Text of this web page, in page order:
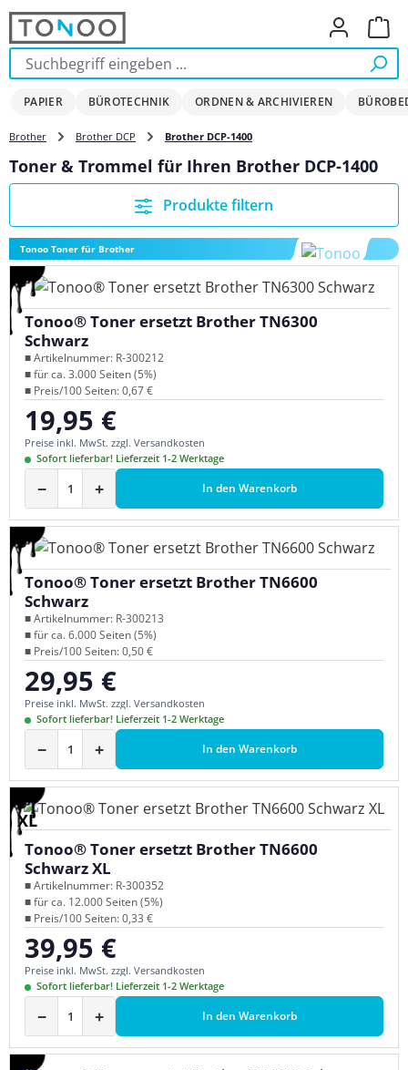
Zum Hauptinhalt springen
PAPIER BÜROTECHNIK ORDNEN & ARCHIVIEREN
Brother Brother DCP Brother DCP-1400
Toner & Trommel für Ihren Brother DCP-1400
Produkte filtern
Tonoo Toner für Brother
Tonoo® Toner ersetzt Brother TN6300
Schwarz
■ Artikelnummer: R-300212
■ für ca. 3.000 Seiten (5%)
■ Preis/100 Seiten: 0,67 €
Regulärer Preis:
19,95 €
Preise inkl. MwSt. zzgl. Versandkosten
Sofort lieferbar! Lieferzeit 1-2 Werktage
− + In den Warenkorb
Tonoo® Toner ersetzt Brother TN6600
Schwarz
■ Artikelnummer: R-300213
■ für ca. 6.000 Seiten (5%)
■ Preis/100 Seiten: 0,50 €
Regulärer Preis:
29,95 €
Preise inkl. MwSt. zzgl. Versandkosten
Sofort lieferbar! Lieferzeit 1-2 Werktage
− + In den Warenkorb
XL
Tonoo® Toner ersetzt Brother TN6600
Schwarz XL
■ Artikelnummer: R-300352
■ für ca. 12.000 Seiten (5%)
■ Preis/100 Seiten: 0,33 €
Regulärer Preis:
39,95 €
Preise inkl. MwSt. zzgl. Versandkosten
Sofort lieferbar! Lieferzeit 1-2 Werktage
− + In den Warenkorb